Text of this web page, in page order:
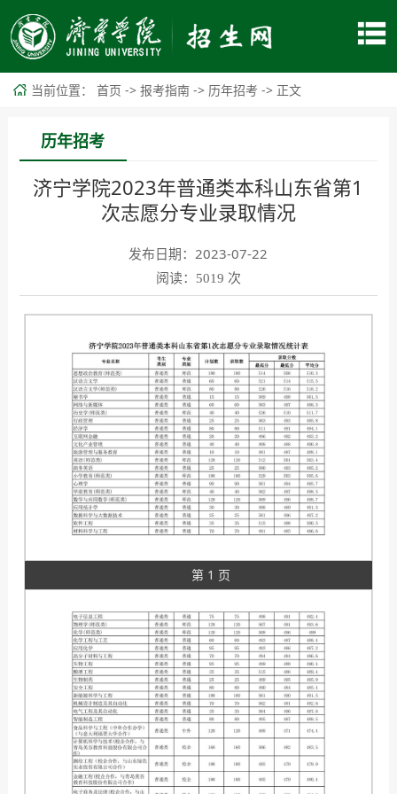
当前位置： 首页 -> 报考指南 -> 历年招考 -> 正文
历年招考
济宁学院2023年普通类本科山东省第1
次志愿分专业录取情况
发布日期：2023-07-22
阅读：
5019 次
第 1 页